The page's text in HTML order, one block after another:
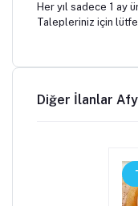
Her yıl sadece 1 ay
Talepleriniz için
Diğer İlanlar